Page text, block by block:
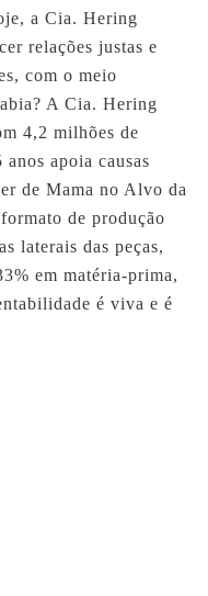
a Cia. Hering
relações justas e
com o meio
A Cia. Hering
4,2 milhões de
apoia causas
de Mama no Alvo da
de produção
laterais das peças,
em matéria-prima,
é viva e é